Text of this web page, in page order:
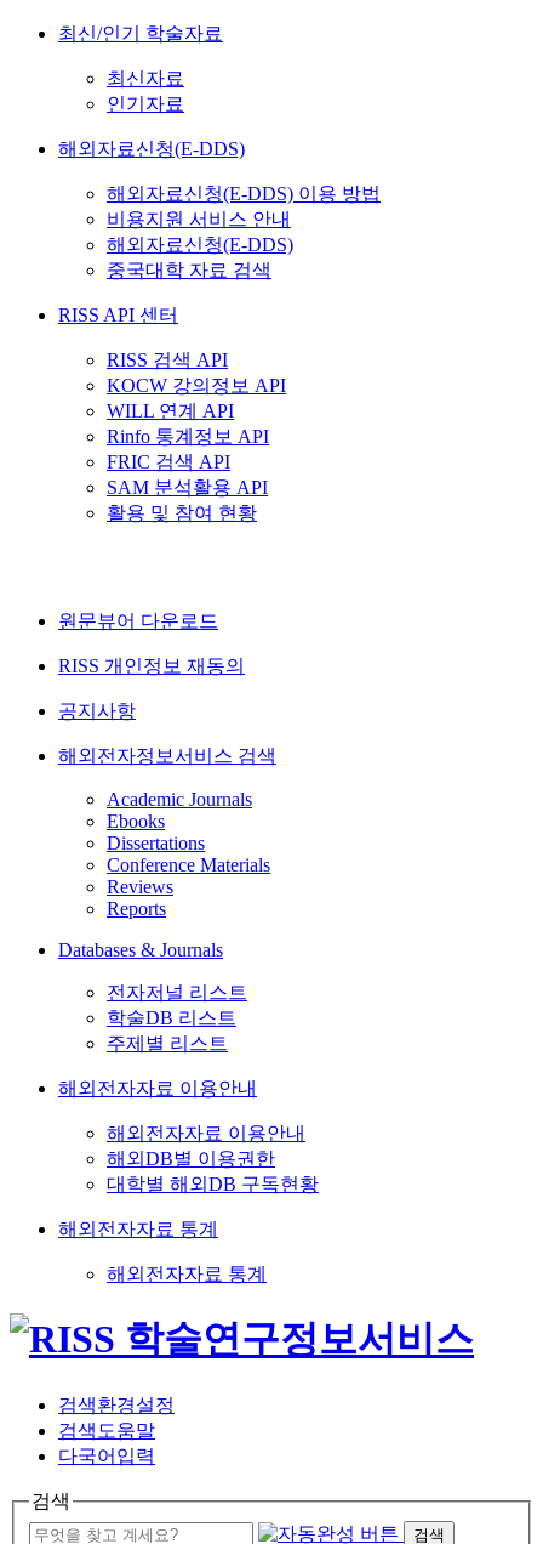
최신/인기 학술자료
최신자료
인기자료
해외자료신청(E-DDS)
해외자료신청(E-DDS) 이용 방법
비용지원 서비스 안내
해외자료신청(E-DDS)
중국대학 자료 검색
RISS API 센터
RISS 검색 API
KOCW 강의정보 API
WILL 연계 API
Rinfo 통계정보 API
FRIC 검색 API
SAM 분석활용 API
활용 및 참여 현황
원문뷰어 다운로드
RISS 개인정보 재동의
공지사항
해외전자정보서비스 검색
Academic Journals
Ebooks
Dissertations
Conference Materials
Reviews
Reports
Databases & Journals
전자저널 리스트
학술DB 리스트
주제별 리스트
해외전자자료 이용안내
해외전자자료 이용안내
해외DB별 이용권한
대학별 해외DB 구독현황
해외전자자료 통계
해외전자자료 통계
검색환경설정
검색도움말
다국어입력
검색
검색